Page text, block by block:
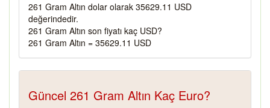
261 Gram Altın dolar olarak 35629.11 USD
değerindedir.
261 Gram Altın son fiyatı kaç USD?
261 Gram Altın = 35629.11 USD
Güncel 261 Gram Altın Kaç Euro?